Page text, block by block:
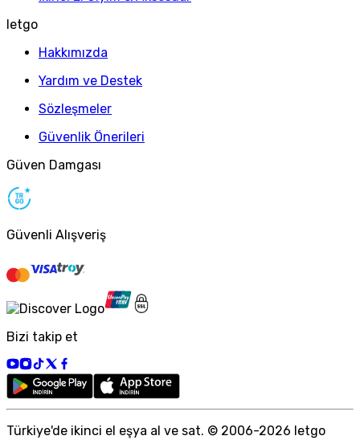
letgo
Hakkımızda
Yardım ve Destek
Sözleşmeler
Güvenlik Önerileri
Güven Damgası
Güvenli Alışveriş
Bizi takip et
Türkiye'de ikinci el eşya al ve sat. © 2006-2026 letgo